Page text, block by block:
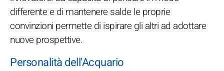
differente e di mantenere salde le proprie
convinzioni permette di ispirare gli altri ad adottare
nuove prospettive.
Personalità dell'Acquario